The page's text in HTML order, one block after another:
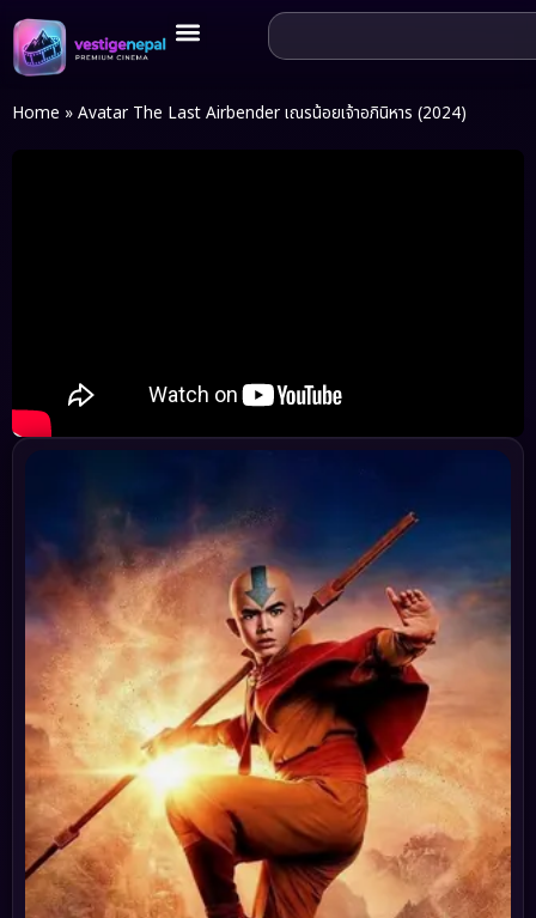
Home » Avatar The Last Airbender เณรน้อยเจ้าอภินิหาร (2024)